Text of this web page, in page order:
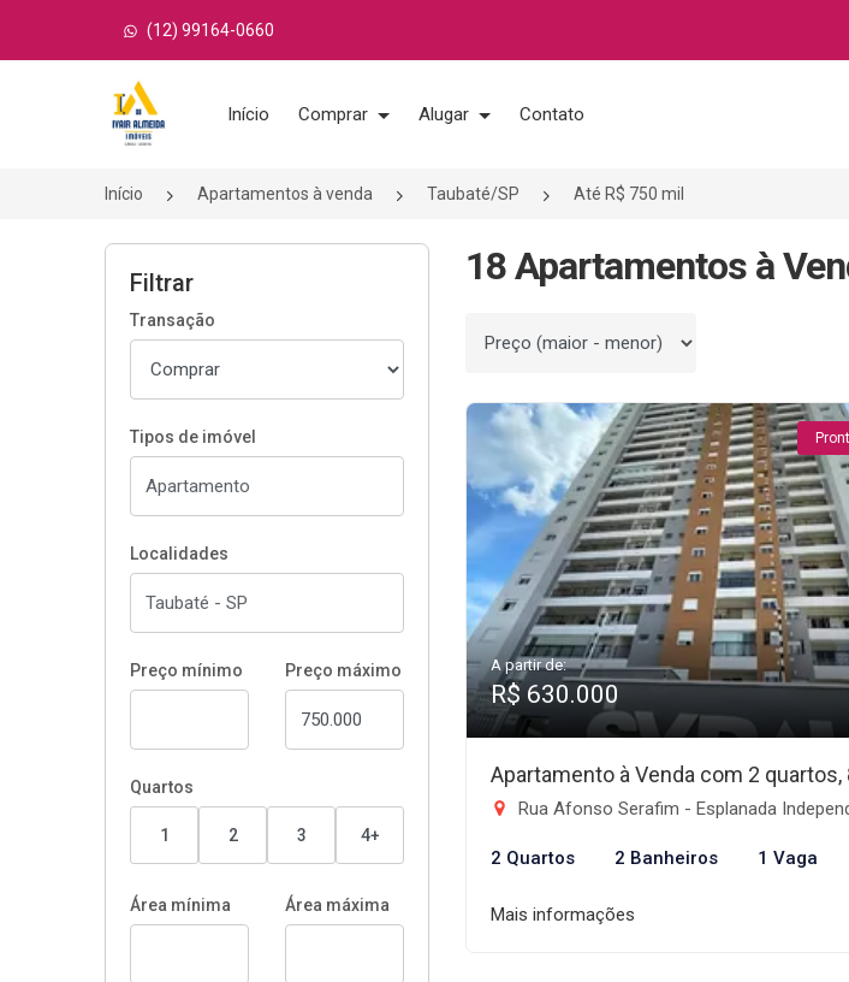
(12) 99164-0660
Página inicial
Início Comprar Alugar Contato
Início Apartamentos à venda Taubaté/SP Até R$ 750 mil
Filtrar
Transação
Tipos de imóvel
Localidades
Preço mínimo Preço máximo
Quartos
1 2 3 4+
Área mínima Área máxima
18 Apartamentos à
Ordenar por
A partir de:
R$ 630.000
Apartamento à Venda com 2 quartos,
Rua Afonso Serafim - Esplanada
2 Quartos 2 Banheiros 1 Vaga
Mais informações